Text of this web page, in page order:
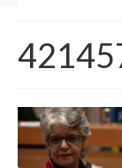
Fernando
Café com
Notícias